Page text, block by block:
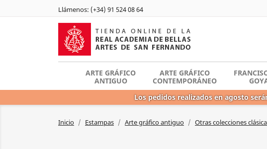
Llámenos: (+34) 91 524 08 64
ARTE GRÁFICO
ANTIGUO
ARTE GRÁFICO
CONTEMPORÁNEO
Los pedidos realizados en agosto
Inicio Estampas Arte gráfico antiguo Otras colecciones